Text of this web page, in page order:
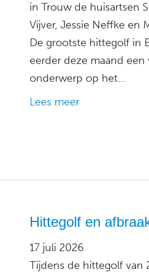
in Trouw de huisartsen
Vijver, Jessie Neffke en
De grootste hittegolf in
eerder deze maand een
onderwerp op het…
Lees meer
Hittegolf en
17 juli 2026
Tijdens de hittegolf van